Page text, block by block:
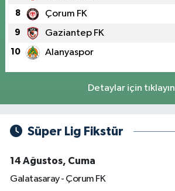
8 Çorum FK
9 Gaziantep FK
10 Alanyaspor
Detaylar için tıklayın
Süper Lig Fikstür
14 Ağustos, Cuma
Galatasaray - Çorum FK